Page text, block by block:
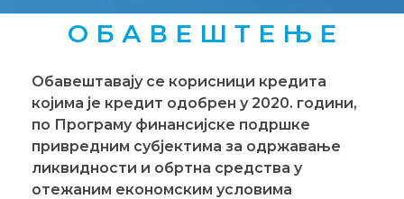
О Б А В Е Ш Т Е Њ Е
Обавештавају се корисници кредита
којима је кредит одобрен у 2020. години,
по Програму финансијске подршке
привредним субјектима за одржавање
ликвидности и обртна средства у
отежаним економским условима